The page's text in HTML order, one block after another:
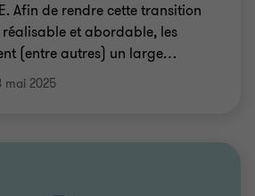
Afin de rendre cette transition
et abordable, les
(entre autres) un large…
mai 2025